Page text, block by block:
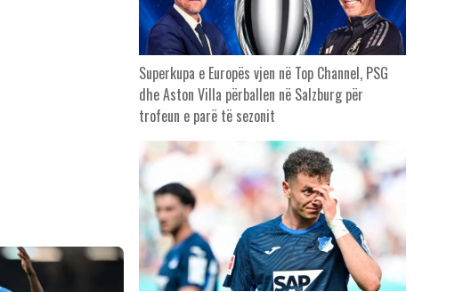
Superkupa e Europës vjen në Top Channel, PSG
dhe Aston Villa përballen në Salzburg për
trofeun e parë të sezonit